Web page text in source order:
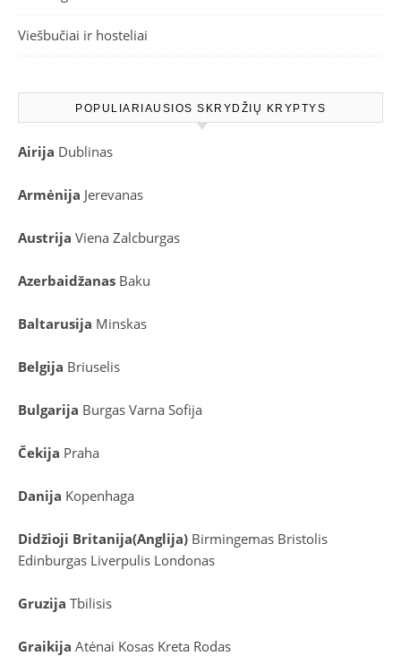
Viešbučiai ir hosteliai
POPULIARIAUSIOS SKRYDŽIŲ KRYPTYS
Airija Dublinas
Armėnija Jerevanas
Austrija Viena Zalcburgas
Azerbaidžanas Baku
Baltarusija Minskas
Belgija Briuselis
Bulgarija Burgas Varna Sofija
Čekija Praha
Danija Kopenhaga
Didžioji Britanija(Anglija) Birmingemas Bristolis
Edinburgas Liverpulis Londonas
Gruzija Tbilisis
Graikija Atėnai Kosas Kreta Rodas